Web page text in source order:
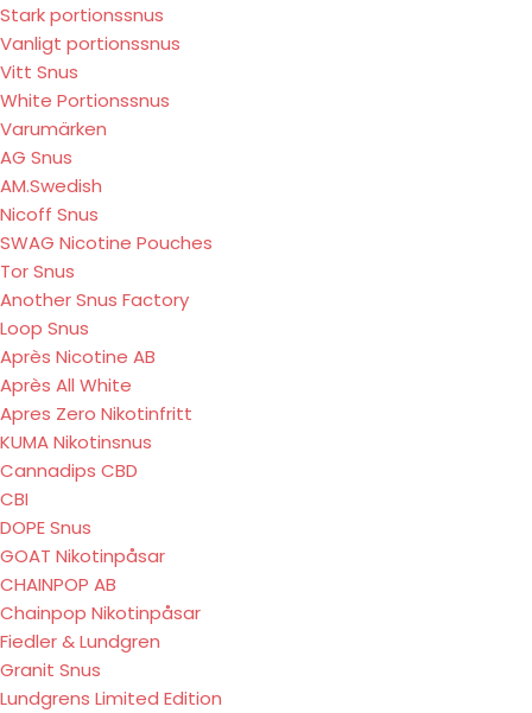
Stark portionssnus
Vanligt portionssnus
Vitt Snus
White Portionssnus
Varumärken
AG Snus
AM.Swedish
Nicoff Snus
SWAG Nicotine Pouches
Tor Snus
Another Snus Factory
Loop Snus
Après Nicotine AB
Après All White
Apres Zero Nikotinfritt
KUMA Nikotinsnus
Cannadips CBD
CBI
DOPE Snus
GOAT Nikotinpåsar
CHAINPOP AB
Chainpop Nikotinpåsar
Fiedler & Lundgren
Granit Snus
Lundgrens Limited Edition